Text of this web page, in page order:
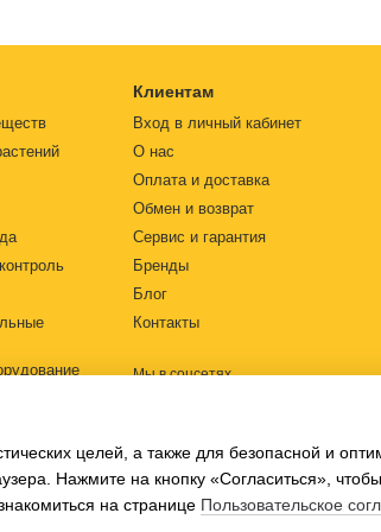
определять несколько параметров
надежным и востребованным
фармацевтики/
, одним из самых распространенных
и количественного анализа вещества.
плотность жидкости повышается, а вместе
Маркет измерительных приборов
принципы работы
преломлении светового луча на границе
рефрактометры состоят из
ее. За размещением границы между
Клиентам
Вход в личный кабинет
О нас
Оплата и доставка
Обмен и возврат
Сервис и гарантия
Бренды
Блог
Контакты
Мы в соцсетях
целей, а также для безопасной и
Нажмите на кнопку «Согласиться»,
на странице Пользовательское